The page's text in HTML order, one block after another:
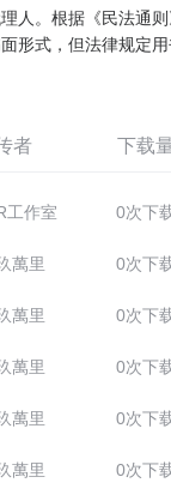
人。根据《民法通
形式，但法律规定
者 下载
工作室 0次下
萬里 0次下
萬里 0次下
萬里 0次下
萬里 0次下
萬里 0次下